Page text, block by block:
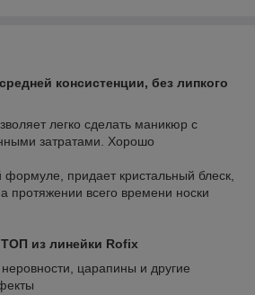
консистенции, без липкого
легко сделать маникюр с
затратами. Хорошо
придает кристальный блеск,
протяжении всего времени носки
из линейки Rofix
царапины и другие